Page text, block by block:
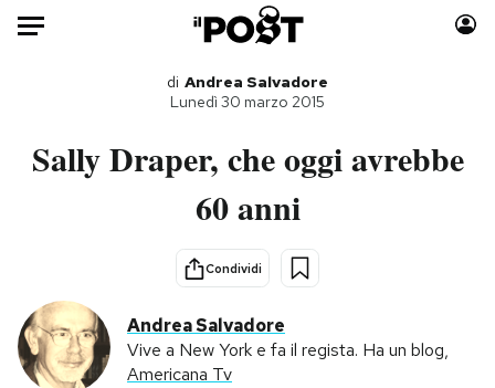
Auto
Italia
Internet
Scienza
Cultura
Moda
Libri
Consumismi
Storie/Idee
Media
di Andrea Salvadore
Lunedì 30 marzo 2015
Sally Draper, che oggi avrebbe
60 anni
Condividi
Andrea Salvadore
Vive a New York e fa il regista. Ha un blog,
Americana Tv